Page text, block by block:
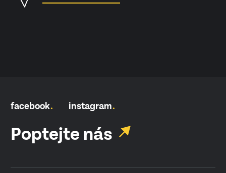
facebook instagram
Poptejte nás